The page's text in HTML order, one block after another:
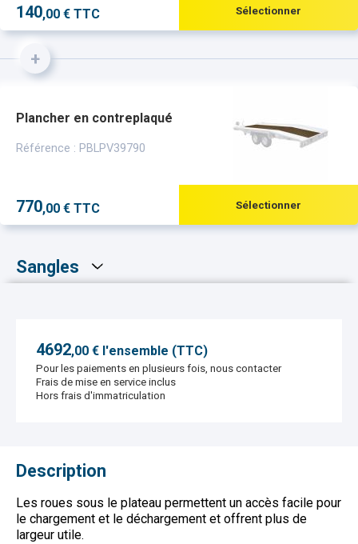
Description
Les roues sous le plateau permettent un accès facile pour
le chargement et le déchargement et offrent plus de
largeur utile.
140,00 € TTC Sélectionner
+
Plancher en contreplaqué
Référence : PBLPV39790
770,00 € TTC Sélectionner
Sangles
4692,00 € l'ensemble (TTC)
Pour les paiements en plusieurs fois, nous contacter
Frais de mise en service inclus
Hors frais d'immatriculation